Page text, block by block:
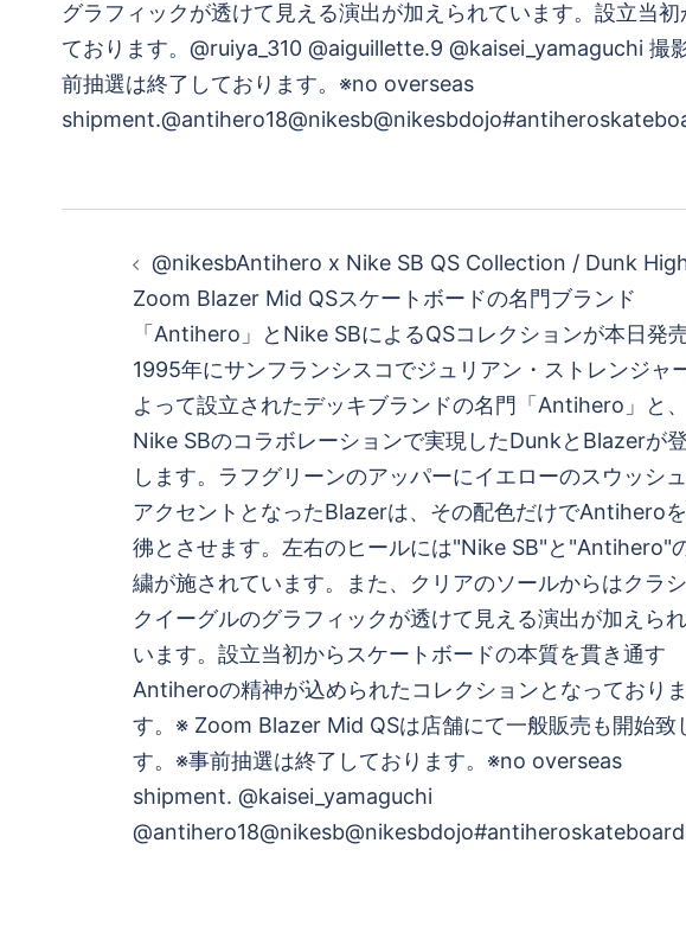
@nikesbAntihero x Nike SB QS Collection / Dunk
Zoom Blazer Mid QSスケートボードの名門ブランド
「Antihero」とNike SBによるQSコレクションが本日発売
1995年にサンフランシスコでジュリアン・ストレンジャ
よって設立されたデッキブランドの名門「Antihero」と、
Nike SBのコラボレーションで実現したDunkとBlazerが
します。ラフグリーンのアッパーにイエローのスウッシ
アクセントとなったBlazerは、その配色だけでAntihero
彿とさせます。左右のヒールには"Nike SB"と"Antihero"
繍が施されています。また、クリアのソールからはクラ
クイーグルのグラフィックが透けて見える演出が加えら
います。設立当初からスケートボードの本質を貫き通す
Antiheroの精神が込められたコレクションとなっておりま
す。※ Zoom Blazer Mid QSは店舗にて一般販売も開始致
す。※事前抽選は終了しております。※no overseas
shipment. @kaisei_yamaguchi